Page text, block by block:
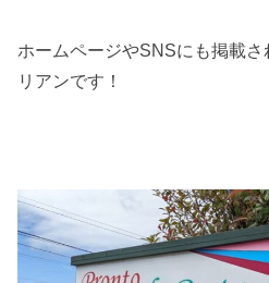
ホームページやSNSにも掲載
リアンです！